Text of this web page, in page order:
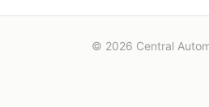
© 2026 Central